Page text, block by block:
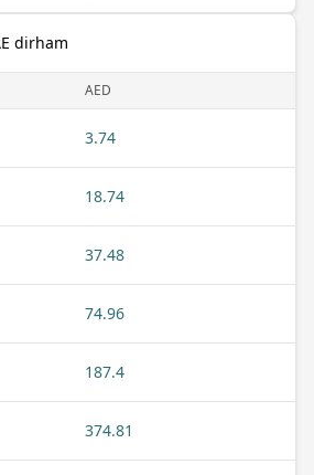
dirham
AED
3.74
18.74
37.48
74.96
187.4
374.81